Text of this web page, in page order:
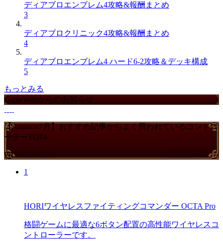
ディアブロエンブレム4攻略&報酬まとめ
3
ディアブロクリニック4攻略&報酬まとめ
4
ディアブロエンブレム4 ハード6-2攻略＆デッキ構成
5
もっとみる
GameWithからのお知らせ
【Amazon7月】おすすめ記事からよく買われているコントロ
ーラーTOP4
PR
1
HORIワイヤレスファイティングコマンダー OCTA Pro
格闘ゲームに最適な6ボタン配置の高性能ワイヤレスコ
ントローラーです。